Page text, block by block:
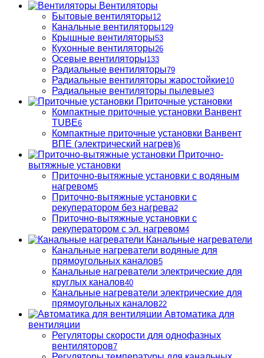
Вентиляторы
Бытовые вентиляторы12
Канальные вентиляторы129
Крышные вентиляторы53
Кухонные вентиляторы26
Осевые вентиляторы133
Радиальные вентиляторы79
Радиальные вентиляторы жаростойкие10
Радиальные вентиляторы пылевые3
Приточные установки
Компактные приточные установки Ванвент
TUBE6
Компактные приточные установки Ванвент
ВПЕ (электрический нагрев)6
Приточно-
вытяжные установки
Приточно-вытяжные установки с водяным
нагревом5
Приточно-вытяжные установки с
рекуператором без нагрева2
Приточно-вытяжные установки с
рекуператором с эл. нагревом4
Канальные нагреватели
Канальные нагреватели водяные для
прямоугольных каналов5
Канальные нагреватели электрические для
круглых каналов40
Канальные нагреватели электрические для
прямоугольных каналов22
Автоматика для
вентиляции
Регуляторы скорости для однофазных
вентиляторов7